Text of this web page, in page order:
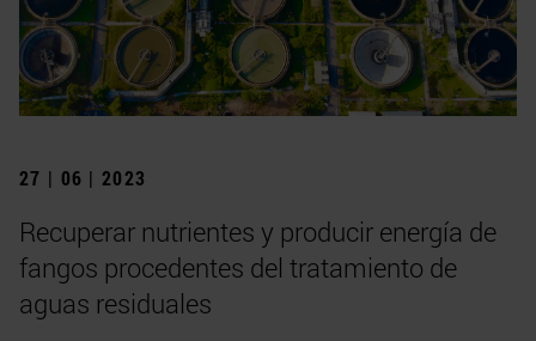
27 | 06 | 2023
Recuperar nutrientes y producir energía de
fangos procedentes del tratamiento de
aguas residuales